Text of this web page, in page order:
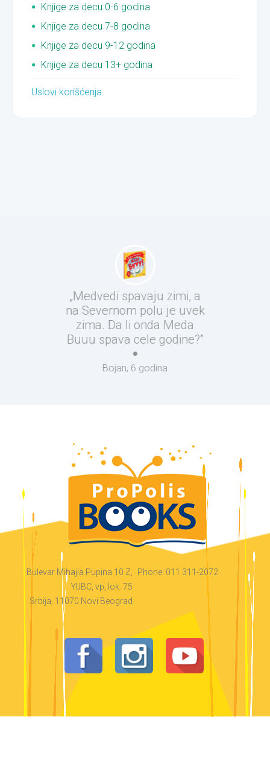
Knjige za decu 0-6 godina
Knjige za decu 7-8 godina
Knjige za decu 9-12 godina
Knjige za decu 13+ godina
Uslovi korišćenja
„Medvedi spavaju zimi, a
na Severnom polu je uvek
zima. Da li onda Meda
Buuu spava cele godine?”
Bojan, 6 godina
Phone: 011 311-2072
Bulevar Mihajla Pupina 10 Z,
YUBC, vp, lok. 75
Srbija, 11070 Novi Beograd